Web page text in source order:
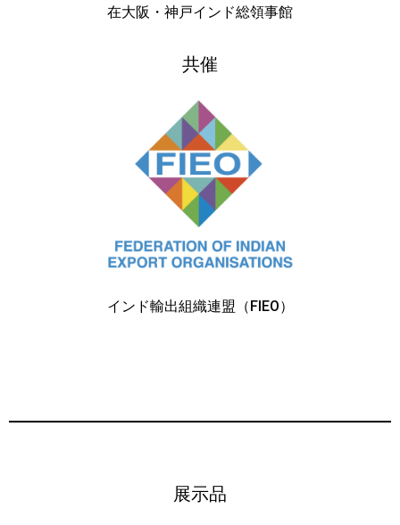
在大阪・神戸インド総領事館
共催
インド輸出組織連盟（FIEO）
展示品